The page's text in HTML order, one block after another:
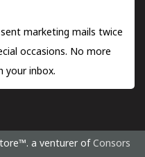
marketing mails twice
occasions. No more
your inbox.
a venturer of Consors